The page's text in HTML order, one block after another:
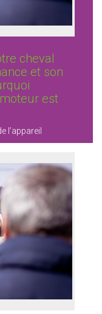
cheval
et son
est
l’appareil